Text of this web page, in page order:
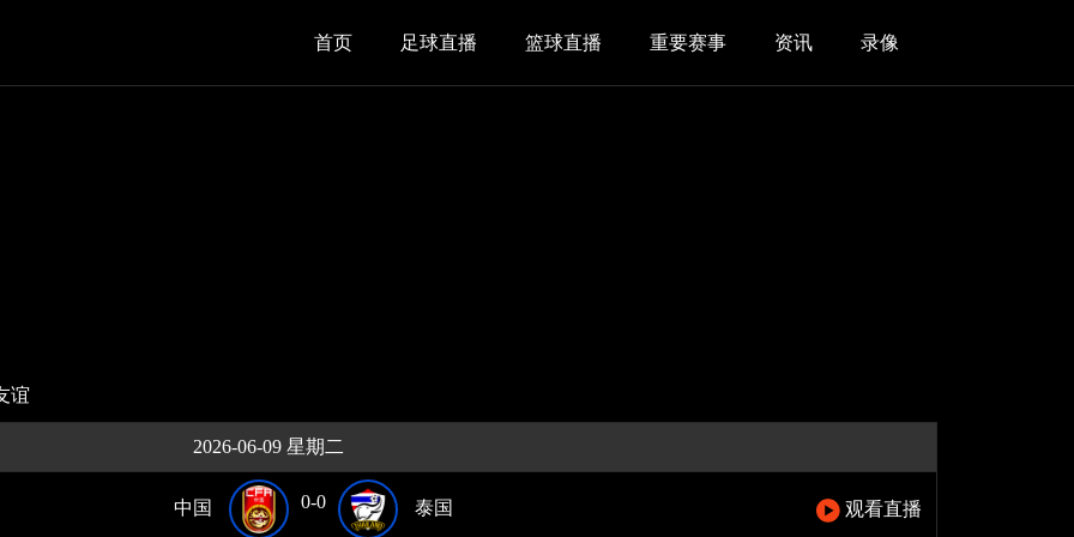
首页 足球直播 篮球直播 重要赛事 资讯 录像
谊
2026-06-09 星期二
中国 0-0 泰国 观看直播